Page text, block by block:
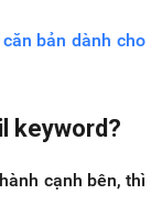
bản dành cho
keyword?
cạnh bên, thì